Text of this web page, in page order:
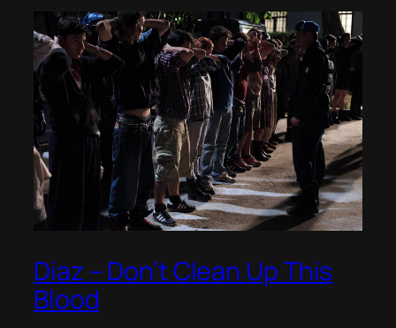
Diaz – Don’t Clean Up This
Blood